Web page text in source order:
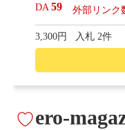
DA59 外部リンク
3,300円 入札 2件
ero-